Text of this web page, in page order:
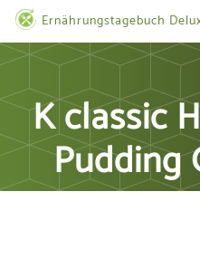
Ernährungstagebuch
K classic
Pudding